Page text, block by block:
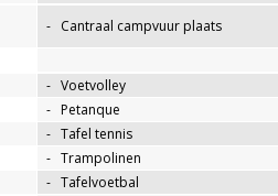
- Cantraal campvuur plaats
- Voetvolley
- Petanque
- Tafel tennis
- Trampolinen
- Tafelvoetbal